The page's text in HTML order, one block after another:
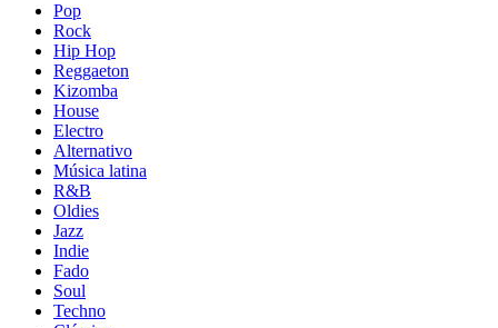
Pop
Rock
Hip Hop
Reggaeton
Kizomba
House
Electro
Alternativo
Música latina
R&B
Oldies
Jazz
Indie
Fado
Soul
Techno